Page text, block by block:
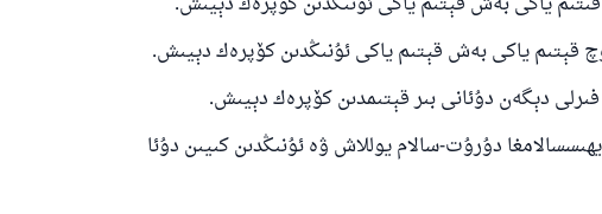
دۇرۇت-سالام يوللاش ۋە ئۇنىڭدىن كىيىن دۇئا